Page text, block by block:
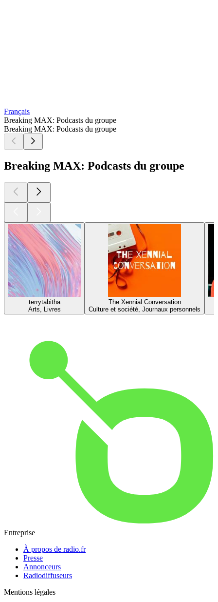
Français
Breaking MAX: Podcasts du groupe
Breaking MAX: Podcasts du groupe
Breaking MAX: Podcasts du groupe
terrytabitha
Arts, Livres
The Xennial Conversation
Culture et société, Journaux personnels
Entreprise
À propos de radio.fr
Presse
Annonceurs
Radiodiffuseurs
Mentions légales